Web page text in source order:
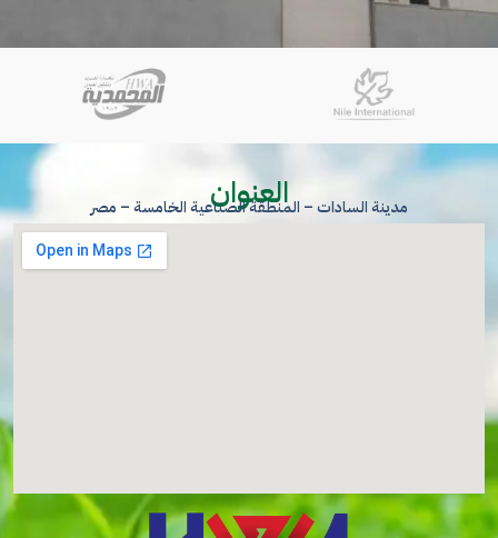
العنوان
مدينة السادات – المنطقة الصناعية الخامسة – مصر